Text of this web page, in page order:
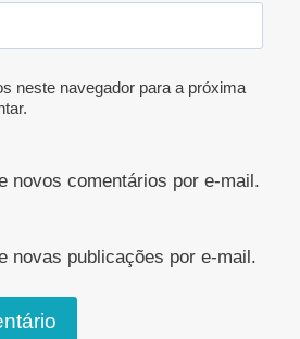
neste navegador para a próxima
novos comentários por e-mail.
novas publicações por e-mail.